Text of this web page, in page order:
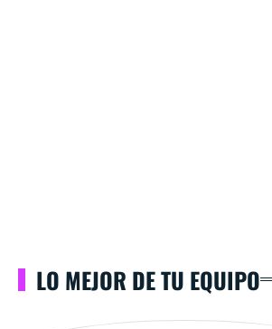
LO MEJOR DE TU EQUIPO